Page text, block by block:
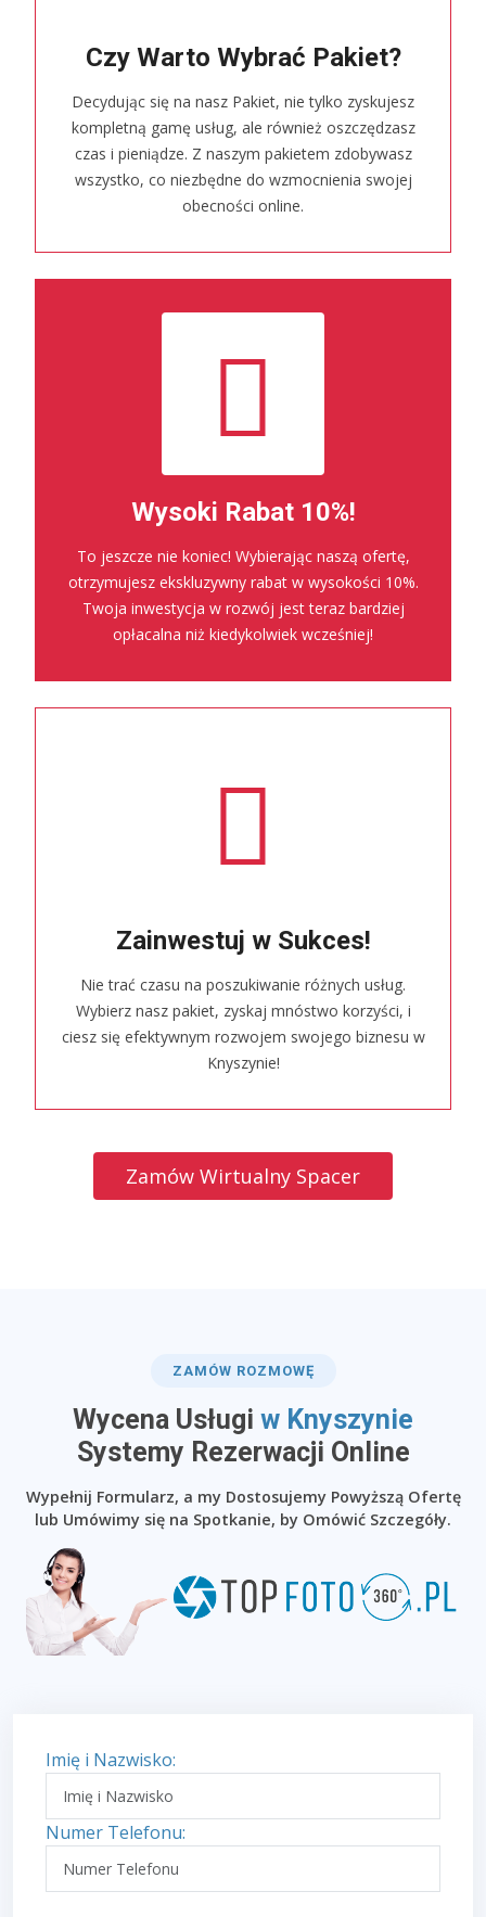
Czy Warto Wybrać Pakiet?
Decydując się na nasz Pakiet, nie tylko zyskujesz
kompletną gamę usług, ale również oszczędzasz
czas i pieniądze. Z naszym pakietem zdobywasz
wszystko, co niezbędne do wzmocnienia swojej
obecności online.
Wysoki Rabat 10%!
To jeszcze nie koniec! Wybierając naszą ofertę,
otrzymujesz ekskluzywny rabat w wysokości 10%.
Twoja inwestycja w rozwój jest teraz bardziej
opłacalna niż kiedykolwiek wcześniej!
Zainwestuj w Sukces!
Nie trać czasu na poszukiwanie różnych usług.
Wybierz nasz pakiet, zyskaj mnóstwo korzyści, i
ciesz się efektywnym rozwojem swojego biznesu w
Knyszynie!
Zamów Wirtualny Spacer
ZAMÓW ROZMOWĘ
Wycena Usługi w Knyszynie
​Systemy Rezerwacji Online
Wypełnij Formularz, a my Dostosujemy Powyższą Ofertę
lub Umówimy się na Spotkanie, by Omówić Szczegóły.
Imię i Nazwisko:
Numer Telefonu: